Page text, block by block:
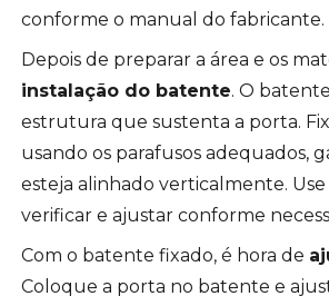
conforme o manual do fabricante.
Depois de preparar a área e os
instalação do batente. O
estrutura que sustenta a porta.
usando os parafusos adequados,
esteja alinhado verticalmente.
verificar e ajustar conforme
Com o batente fixado, é hora de
Coloque a porta no batente e